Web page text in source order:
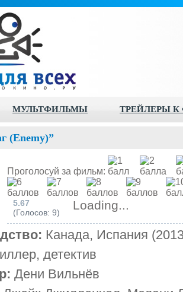
МУЛЬТФИЛЬМЫ ТРЕЙЛЕРЫ
(Enemy)”
Проголосуй за фильм:
5.67
(Голосов: 9)
Loading...
Канада, Испания
детектив
Дени Вильнёв